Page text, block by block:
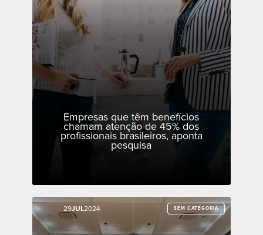
Empresas que têm benefícios
chamam atenção de 45% dos
profissionais brasileiros, aponta
pesquisa
29JUL2024 SEM CATEGORIA
29JUL2024 SEM CATEGORIA